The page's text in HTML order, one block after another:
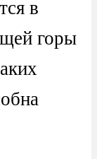
в
горы